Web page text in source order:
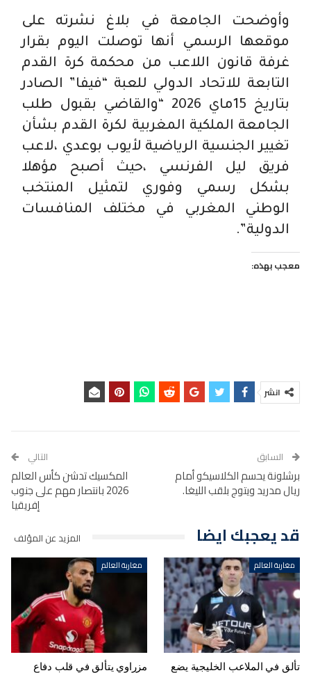
وأوضحت الجامعة في بلاغ نشرته على
موقعها الرسمي أنها توصلت اليوم بقرار
غرفة قانون اللاعب من محكمة كرة القدم
التابعة للاتحاد الدولي للعبة “فيفا” الصادر
بتاريخ 15ماي 2026 “والقاضي بقبول طلب
الجامعة الملكية المغربية لكرة القدم بشأن
تغيير الجنسية الرياضية لأيوب بوعدي ،لاعب
فريق ليل الفرنسي ،حيث أصبح مؤهلا
بشكل رسمي وفوري لتمثيل المنتخب
الوطني المغربي في مختلف المنافسات
الدولية”.
معجب بهذه:
انشر
السابق
برشلونة يحسم الكلاسيكو أمام
ريال مدريد ويتوج بلقب الليغا.
التالي
المكسيك تدشن كأس العالم
2026 بانتصار مهم على جنوب
إفريقيا
قد يعجبك ايضا المزيد عن المؤلف
مغاربة العالم
تألق في الملاعب الخليجية يضع
مغاربة العالم
مزراوي يتألق في قلب دفاع